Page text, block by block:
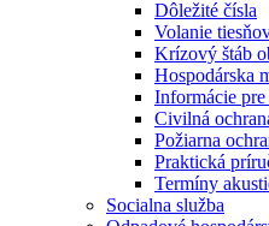
Dôležité čísla
Volanie
Krízový štáb
Hospodárska
Informácie
Civilná
Požiarna
Praktická
Termíny
Socialna služba